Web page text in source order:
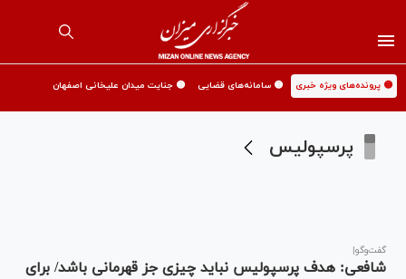
🟡 پرونده‌های ویژه خبری 🟡 سامانه‌های قضایی 🟡 جنایت میدان علیخانی اصفهان
پرسپولیس
گفت‌و‌گو|
شافعی: هدف پرسپولیس نباید چیزی جز قهرمانی باشد/ برای